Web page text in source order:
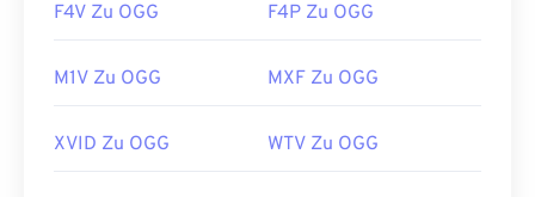
F4V Zu OGG F4P Zu OGG
M1V Zu OGG MXF Zu OGG
XVID Zu OGG WTV Zu OGG